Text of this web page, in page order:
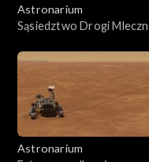
Astronarium
Sąsiedztwo Drogi
Astronarium